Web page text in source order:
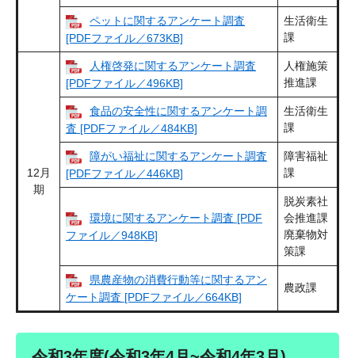
ペットに関するアンケート調査
[PDFファイル／673KB]
生活衛生
課
12月
期
人権啓発に関するアンケート調査
[PDFファイル／496KB]
人権施策
推進課
食品の安全性に関するアンケート調
査 [PDFファイル／484KB]
生活衛生
課
障がい福祉に関するアンケート調査
[PDFファイル／446KB]
障害福祉
課
環境に関するアンケート調査 [PDF
ファイル／948KB]
脱炭素社
会推進課
廃棄物対
策課
県農産物の消費行動等に関するアン
ケート調査 [PDFファイル／664KB]
農政課